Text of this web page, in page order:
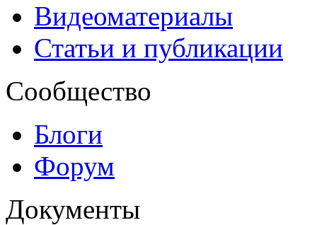
Видеоматериалы
Статьи и публикации
Сообщество
Блоги
Форум
Документы